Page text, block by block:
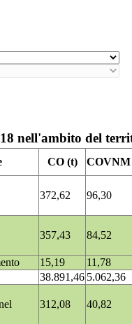
nell'ambito del
CO (t)
COVNM
372,62 96,30
357,43 84,52
15,19
11,78
38.891,46 5.062,36
312,08 40,82